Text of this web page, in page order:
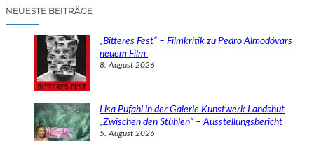
cNEUESTE BEITRÄGE
„Bitteres Fest“ – Filmkritik zu Pedro Almodóvars
neuem Film
8. August 2026
Lisa Pufahl in der Galerie Kunstwerk Landshut
„Zwischen den Stühlen“ – Ausstellungsbericht
5. August 2026